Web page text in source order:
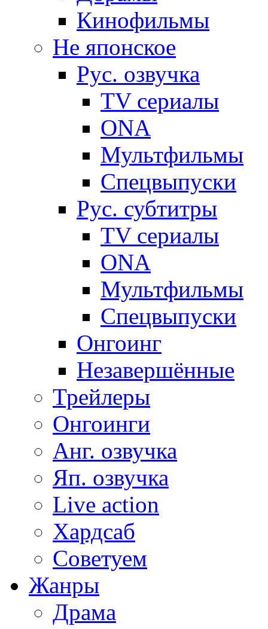
Кинофильмы
Не японское
Рус. озвучка
TV сериалы
ONA
Мультфильмы
Спецвыпуски
Рус. субтитры
TV сериалы
ONA
Мультфильмы
Спецвыпуски
Онгоинг
Незавершённые
Трейлеры
Онгоинги
Анг. озвучка
Яп. озвучка
Live action
Хардсаб
Советуем
Жанры
Драма